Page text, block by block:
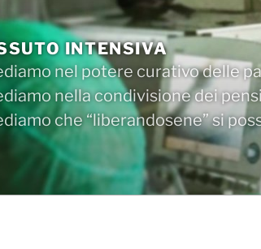
INTENSIVA
nel potere curativo delle
nella condivisione dei
che “liberandosene” si